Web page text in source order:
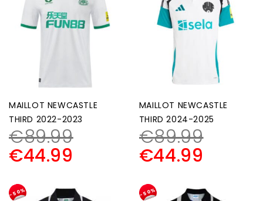
MAILLOT NEWCASTLE
THIRD 2022-2023
€89.99
€44.99
MAILLOT NEWCASTLE
THIRD 2024-2025
€89.99
€44.99
-50% -50%